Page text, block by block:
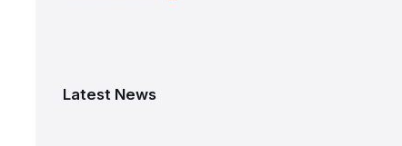
Latest News